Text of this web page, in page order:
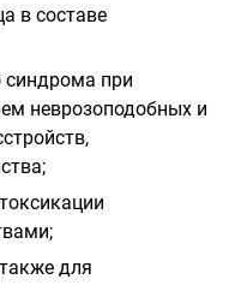
в составе
синдрома при
неврозоподобных и
для